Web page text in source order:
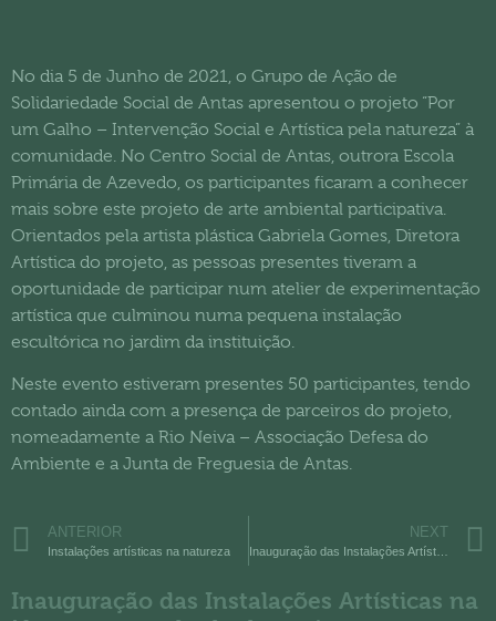
No dia 5 de Junho de 2021, o Grupo de Ação de
Solidariedade Social de Antas apresentou o projeto “Por
um Galho – Intervenção Social e Artística pela natureza” à
comunidade. No Centro Social de Antas, outrora Escola
Primária de Azevedo, os participantes ficaram a conhecer
mais sobre este projeto de arte ambiental participativa.
Orientados pela artista plástica Gabriela Gomes, Diretora
Artística do projeto, as pessoas presentes tiveram a
oportunidade de participar num atelier de experimentação
artística que culminou numa pequena instalação
escultórica no jardim da instituição.
Neste evento estiveram presentes 50 participantes, tendo
contado ainda com a presença de parceiros do projeto,
nomeadamente a Rio Neiva – Associação Defesa do
Ambiente e a Junta de Freguesia de Antas.
ANTERIOR
Instalações artísticas na natureza
NEXT
Inauguração das Instalações Artísticas na Natureza, resultado do projeto
Inauguração das Instalações Artísticas na